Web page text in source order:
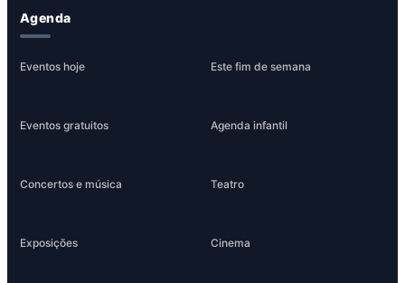
Agenda
Eventos hoje Este fim de semana
Eventos gratuitos Agenda infantil
Concertos e música Teatro
Exposições Cinema